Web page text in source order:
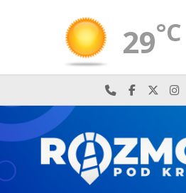
29°C
Najlepiej po
Odwiedź